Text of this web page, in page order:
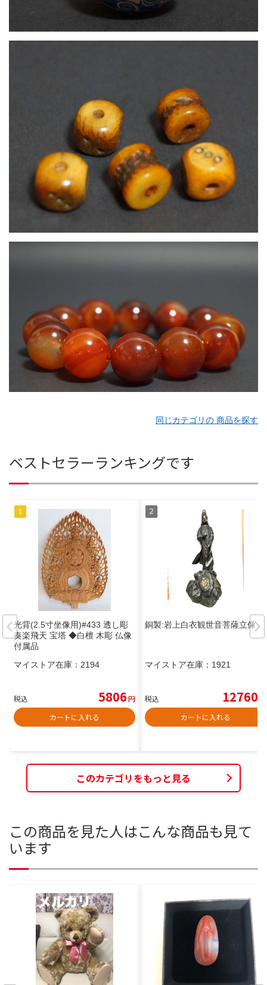
同じカテゴリの 商品を探す
ベストセラーランキングです
光背(2.5寸坐像用)#433 透し彫
奏楽飛天 宝塔 ◆白檀 木彫 仏像
付属品
マイストア在庫： 2194
税込 5806円
カートに入れる
銅製:岩上白衣観世音菩薩立像
マイストア在庫： 1921
税込 12760
カートに入れる
このカテゴリをもっと見る
この商品を見た人はこんな商品も見て
います